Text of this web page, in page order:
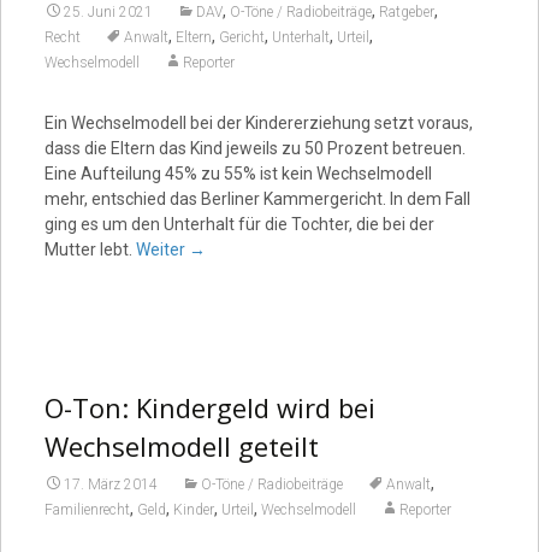
25. Juni 2021 DAV, O-Töne / Radiobeiträge, Ratgeber,
Recht Anwalt, Eltern, Gericht, Unterhalt, Urteil ,
Wechselmodell Reporter
Ein Wechselmodell bei der Kindererziehung setzt voraus,
dass die Eltern das Kind jeweils zu 50 Prozent betreuen.
Eine Aufteilung 45% zu 55% ist kein Wechselmodell
mehr, entschied das Berliner Kammergericht. In dem Fall
ging es um den Unterhalt für die Tochter, die bei der
Mutter lebt. Weiter →
O-Ton: Kindergeld wird bei
Wechselmodell geteilt
17. März 2014 O-Töne / Radiobeiträge Anwalt,
Familienrecht, Geld, Kinder, Urteil , Wechselmodell Reporter